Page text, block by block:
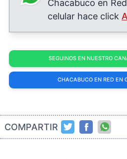
Chacabuco en
celular hace click
SEGUINOS EN NUESTRO
CHACABUCO EN RED EN
COMPARTIR